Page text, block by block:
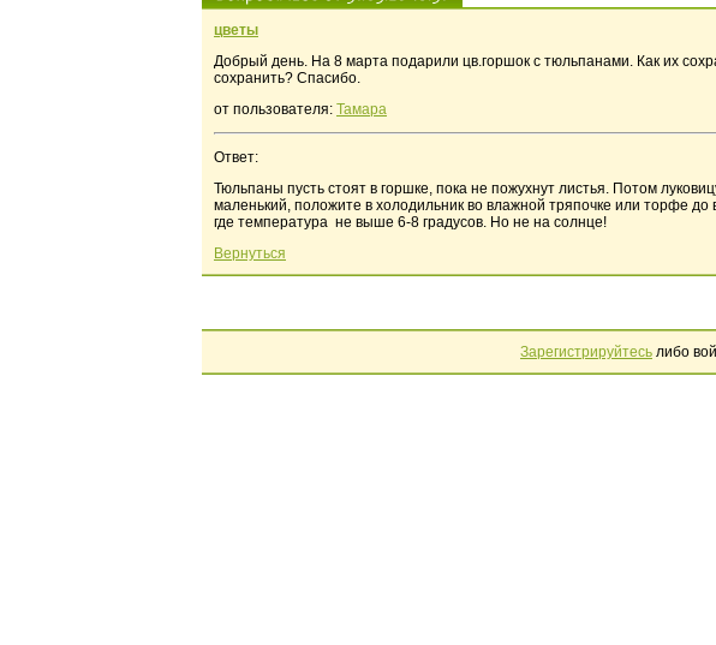
цветы
Добрый день. На 8 марта подарили цв.горшок с тюльпанами. Как их
сохранить? Спасибо.
от пользователя: Тамара
Ответ:
Тюльпаны пусть стоят в горшке, пока не пожухнут листья. Потом
маленький, положите в холодильник во влажной тряпочке или торфе
где температура не выше 6-8 градусов. Но не на солнце!
Вернуться
Зарегистрируйтесь либо